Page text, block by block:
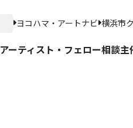
ヨコハマ・アートナビ 横浜市
アーティスト・フェロー相談主